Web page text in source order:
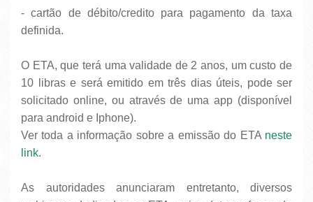
- cartão de débito/credito para pagamento da taxa
definida.
O ETA, que terá uma validade de 2 anos, um custo de
10 libras e será emitido em três dias úteis, pode ser
solicitado online, ou através de uma app (disponível
para android e Iphone).
Ver toda a informação sobre a emissão do ETA neste
link.
As autoridades anunciaram entretanto, diversos